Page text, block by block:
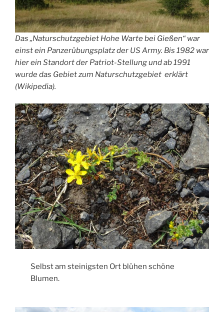
Das „Naturschutzgebiet Hohe Warte bei Gießen“ war
einst ein Panzerübungsplatz der US Army. Bis 1982 war
hier ein Standort der Patriot-Stellung und ab 1991
wurde das Gebiet zum Naturschutzgebiet erklärt
(Wikipedia).
Selbst am steinigsten Ort blühen schöne
Blumen.